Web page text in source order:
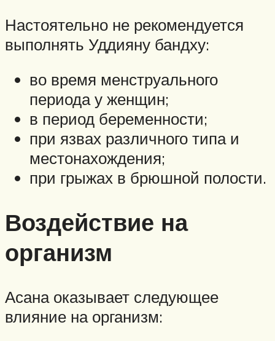
Настоятельно не рекомендуется
выполнять Уддияну бандху:
во время менструального
периода у женщин;
в период беременности;
при язвах различного типа и
местонахождения;
при грыжах в брюшной полости.
Воздействие на
организм
Асана оказывает следующее
влияние на организм: